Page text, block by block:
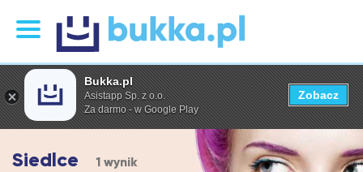
Siedlce 1 wynik
Bukka.pl
Asistapp Sp. z o.o.
Za darmo - w Google Play
Zobacz